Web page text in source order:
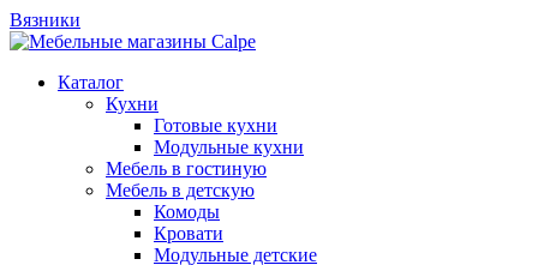
Вязники
Каталог
Кухни
Готовые кухни
Модульные кухни
Мебель в гостиную
Мебель в детскую
Комоды
Кровати
Модульные детские